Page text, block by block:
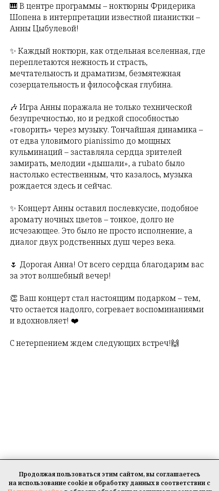
Продолжая пользоваться этим сайтом, вы соглашаетесь
на использование cookie и обработку данных в соответствии с
🎹 В центре программы – ноктюрны Фридерика
Шопена в интерпретации известной пианистки –
Анны Цыбулевой!
✨ Каждый ноктюрн, как отдельная вселенная, где
переплетаются нежность и страсть,
мечтательность и драматизм, безмятежная
созерцательность и философская глубина.
🎶 Игра Анны поражала не только технической
безупречностью, но и редкой способностью
«говорить» через музыку. Тончайшая динамика –
от едва уловимого pianissimo до мощных
кульминаций – заставляла сердца зрителей
замирать, мелодии «дышали», аrubato было
настолько естественным, что казалось, музыка
рождается здесь и сейчас.
✨ Концерт Анны оставил послевкусие, подобное
аромату ночных цветов – тонкое, долго не
исчезающее. Это было не просто исполнение, а
диалог двух родственных душ через века.
🌷 Дорогая Анна! От всего сердца благодарим вас
за этот волшебный вечер!
👏 Ваш концерт стал настоящим подарком – тем,
что остается надолго, согревает воспоминаниями
и вдохновляет! ❤️
С нетерпением ждем следующих встреч!🙌
© МБУ ДО "Детская школа искусств" г.о. Королев, 2019-2026 г.
Все права защищены.